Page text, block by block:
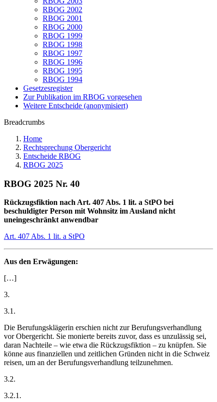
RBOG 2002
RBOG 2001
RBOG 2000
RBOG 1999
RBOG 1998
RBOG 1997
RBOG 1996
RBOG 1995
RBOG 1994
Gesetzesregister
Zur Publikation im RBOG vorgesehen
Weitere Entscheide (anonymisiert)
Breadcrumbs
Home
Rechtsprechung Obergericht
Entscheide RBOG
RBOG 2025
RBOG 2025 Nr. 40
Rückzugsfiktion nach Art. 407 Abs. 1 lit. a StPO bei
beschuldigter Person mit Wohnsitz im Ausland nicht
uneingeschränkt anwendbar
Art. 407 Abs. 1 lit. a StPO
Aus den Erwägungen:
[…]
3.
3.1.
Die Berufungsklägerin erschien nicht zur Berufungsverhandlung
vor Obergericht. Sie monierte bereits zuvor, dass es unzulässig sei,
daran Nachteile – wie etwa die Rückzugsfiktion – zu knüpfen. Sie
könne aus finanziellen und zeitlichen Gründen nicht in die Schweiz
reisen, um an der Berufungsverhandlung teilzunehmen.
3.2.
3.2.1.